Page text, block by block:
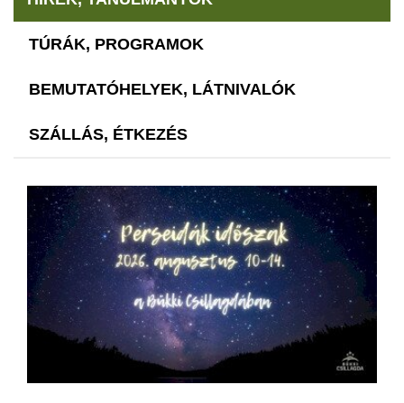
TÚRÁK, PROGRAMOK
BEMUTATÓHELYEK, LÁTNIVALÓK
SZÁLLÁS, ÉTKEZÉS